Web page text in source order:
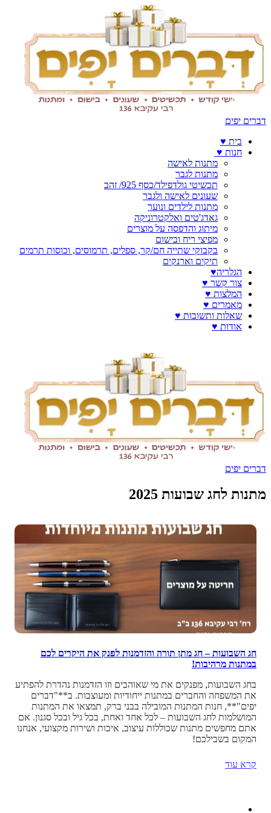
דברים יפים
בית ♥️
חנות ♥️
מתנות לאישה
מתנות לגבר
תכשיטי גולדפילד/כסף 925/ זהב
שעונים לאישה ולגבר
מתנות לילדים ונוער
גאדג'טים ואלקטרוניקה
מיתוג והדפסה על מוצרים
מפיצי ריח ובישום
בקבוקי שתייה חם/קר, ספלים, תרמוסים, וכוסות תרמים
תיקים וארנקים
הגלריה♥️
צור קשר ♥️
המלצות ♥️
מאמרים ♥️
שאלות ותשובות ♥️
אודות ♥️
דברים יפים
מתנות לחג שבועות 2025
חג השבועות – חג מתן תורה והזדמנות לפנק את היקרים לכם
במתנות מרהיבות!
בחג השבועות, מפנקים את מי שאוהבים וזו הזדמנות נהדרת להפתיע
את המשפחה והחברים במתנות ייחודיות ומעוצבות. ב**"דברים
יפים"**, חנות המתנות המובילה בבני ברק, תמצאו את המתנות
המושלמות לחג השבועות – לכל אחד ואחת, בכל גיל ובכל סגנון. אם
אתם מחפשים מתנות שכוללות עיצוב, איכות ושירות מקצועי, אנחנו
המקום בשבילכם!
קרא עוד